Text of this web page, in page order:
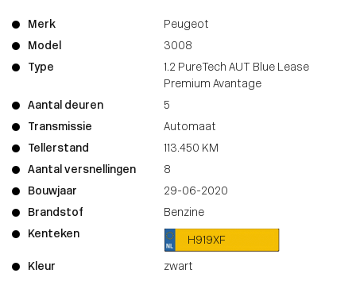
Merk
Peugeot
Model
3008
Type
1.2 PureTech AUT Blue Lease
Premium Avantage
Aantal deuren
5
Transmissie
Automaat
Tellerstand
113.450 KM
Aantal versnellingen
8
Bouwjaar
29-06-2020
Brandstof
Benzine
Kenteken
H919XF
Kleur
zwart